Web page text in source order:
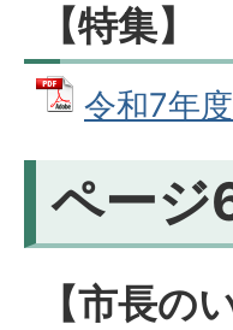
【特集】
令和7年
ページ
【市長の